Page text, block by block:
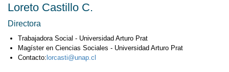
Loreto Castillo C.
Directora
Trabajadora Social - Universidad Arturo Prat
Magíster en Ciencias Sociales - Universidad Arturo Prat
Contacto: lorcasti@unap.cl